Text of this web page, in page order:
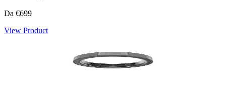
Da €699
View Product